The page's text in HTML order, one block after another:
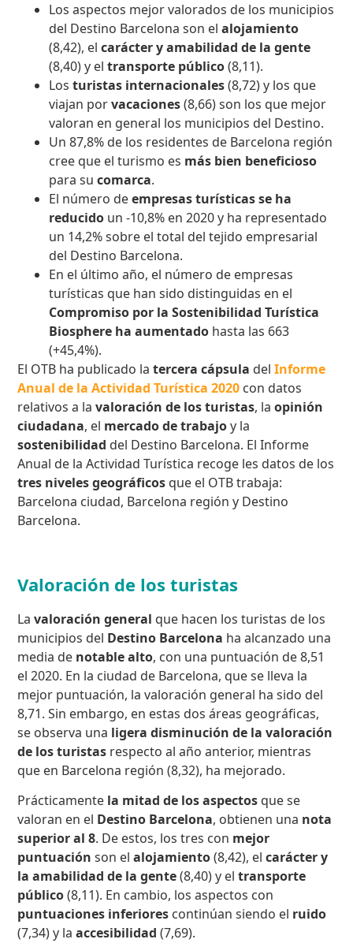
Los aspectos mejor valorados de los municipios
del Destino Barcelona son elalojamiento
(8,42), elcarácter y amabilidad de la gente
(8,40) y eltransporte público(8,11).
Losturistas internacionales(8,72) y los que
viajan porvacaciones(8,66) son los que mejor
valoran en general los municipios del Destino.
Un 87,8% de los residentes de Barcelona región
cree que el turismo es más bien beneficioso
para sucomarca.
El número deempresas turísticas se ha
reducido un -10,8% en 2020 y ha representado
un 14,2% sobre el total del tejido empresarial
del Destino Barcelona.
En el último año, el número de empresas
turísticas que han sido distinguidas en el
Compromiso por la Sostenibilidad Turística
Biosphere ha aumentado hasta las 663
(+45,4%).
El OTB ha publicado latercera cápsula delInforme
Anual de la Actividad Turística 2020 con datos
relativos a lavaloración de los turistas, laopinión
ciudadana, el mercado de trabajoy la
sostenibilidad del Destino Barcelona. El Informe
Anual de la Actividad Turística recoge les datos de los
tres niveles geográficos que el OTB trabaja:
Barcelona ciudad, Barcelona región y Destino
Barcelona.
Valoración de los turistas
Lavaloración general que hacen los turistas de los
municipios del Destino Barcelona ha alcanzado una
media de notable alto, con una puntuación de 8,51
el 2020. En la ciudad de Barcelona, que se lleva la
mejor puntuación, la valoración general ha sido del
8,71. Sin embargo, en estas dos áreas geográficas,
se observa una ligera disminución de la valoración
de los turistas respecto al año anterior, mientras
que en Barcelona región (8,32), ha mejorado.
Prácticamente la mitad de los aspectos que se
valoran en el Destino Barcelona, obtienen una nota
superior al 8. De estos, los tres con mejor
puntuación son elalojamiento(8,42), elcarácter y
la amabilidad de la gente(8,40) y eltransporte
público(8,11). En cambio, los aspectos con
puntuaciones inferiores continúan siendo el ruido
(7,34) y laaccesibilidad(7,69).